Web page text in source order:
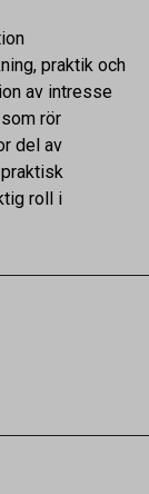
praktik och
av intresse
rör
del av
roll i